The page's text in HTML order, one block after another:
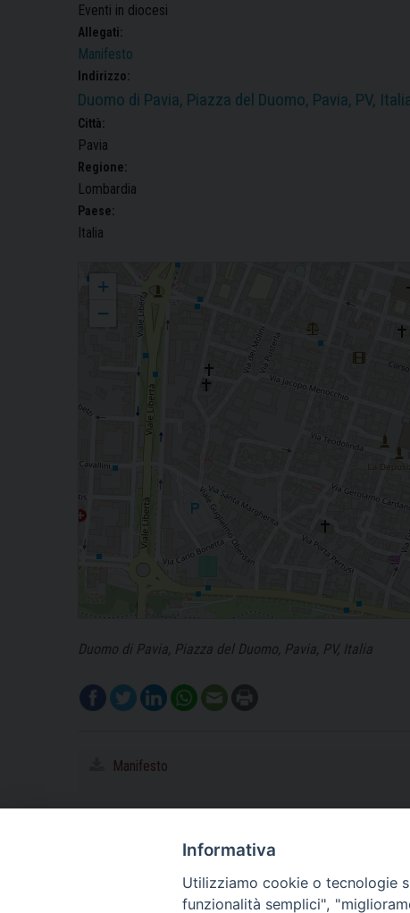
Eventi in diocesi
Allegati:
Manifesto
Indirizzo:
Duomo di Pavia, Piazza del Duomo, Pavia, PV,
Città:
Pavia
Regione:
Lombardia
Paese:
Italia
Festa della Madonna di Guadalupe
+
−
Duomo di Pavia, Piazza del Duomo, Pavia, PV, Italia
Manifesto
Informativa
Utilizziamo cookie o tecnologie
funzionalità semplici",